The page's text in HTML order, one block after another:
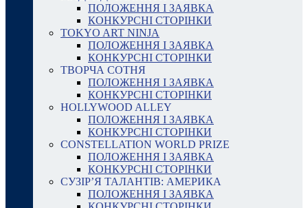
ПОЛОЖЕННЯ І ЗАЯВКА
КОНКУРСНІ СТОРІНКИ
TOKYO ART NINJA
ПОЛОЖЕННЯ І ЗАЯВКА
КОНКУРСНІ СТОРІНКИ
ТВОРЧА СОТНЯ
ПОЛОЖЕННЯ І ЗАЯВКА
КОНКУРСНІ СТОРІНКИ
HOLLYWOOD ALLEY
ПОЛОЖЕННЯ І ЗАЯВКА
КОНКУРСНІ СТОРІНКИ
CONSTELLATION WORLD PRIZE
ПОЛОЖЕННЯ І ЗАЯВКА
КОНКУРСНІ СТОРІНКИ
СУЗІР’Я ТАЛАНТІВ: АМЕРИКА
ПОЛОЖЕННЯ І ЗАЯВКА